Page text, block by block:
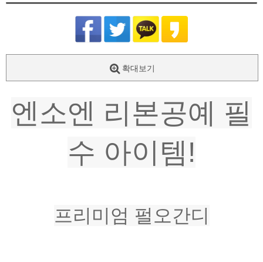
확대보기
엔소엔 리본공예 필
수 아이템!
프리미엄 펄오간디